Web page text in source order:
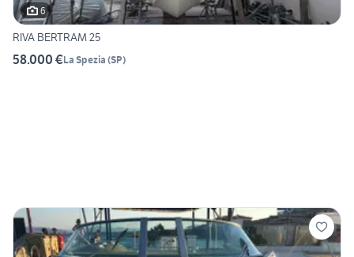
6
RIVA BERTRAM 25
58.000 €La Spezia (SP)